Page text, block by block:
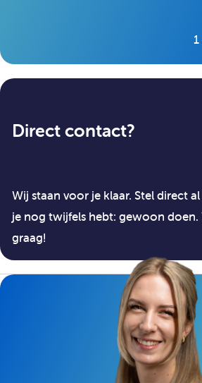
Direct contact?
Wij staan voor je klaar. Stel direct
je nog twijfels hebt: gewoon doen.
graag!